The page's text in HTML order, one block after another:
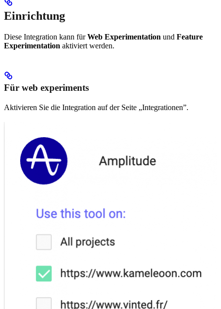
Einrichtung
Diese Integration kann fürWeb Experimentation und Feature
Experimentation aktiviert werden.
Für web experiments
Aktivieren Sie die Integration auf der Seite „Integrationen”.